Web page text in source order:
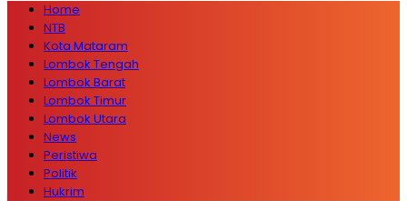
Home
NTB
Kota Mataram
Lombok Tengah
Lombok Barat
Lombok Timur
Lombok Utara
News
Peristiwa
Politik
Hukrim